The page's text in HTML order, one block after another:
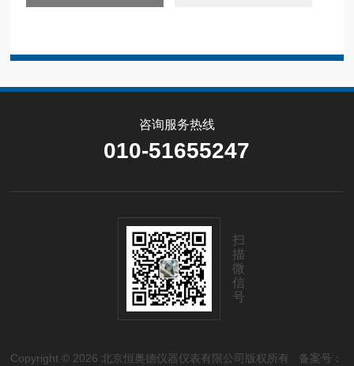
咨询服务热线
010-51655247
扫
描
微
信
号
Copyright © 2026 北京恒奥德仪器仪表有限公司版权所有 备案号：